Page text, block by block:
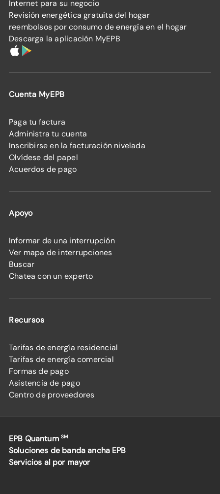
Internet para su negocio
Revisión energética gratuita del hogar
reembolsos por consumo de energía en el hogar
Descarga la aplicación MyEPB
Cuenta MyEPB
Paga tu factura
Administra tu cuenta
Inscribirse en la facturación nivelada
Olvídese del papel
Acuerdos de pago
Apoyo
Informar de una interrupción
Ver mapa de interrupciones
Buscar
Chatea con un experto
Recursos
Tarifas de energía residencial
Tarifas de energía comercial
Formas de pago
Asistencia de pago
Centro de proveedores
EPB Quantum SM
Soluciones de banda ancha EPB
Servicios al por mayor